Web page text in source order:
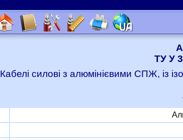
ТУ У
Кабелі силові з алюмінієвими СПЖ, із